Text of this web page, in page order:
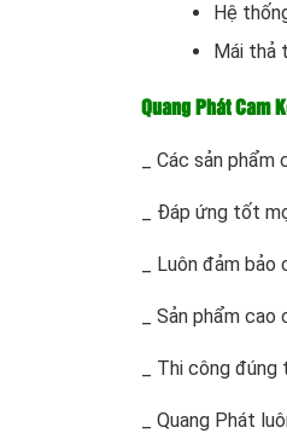
Hệ
Mái thả
Quang Phát Cam
_ Các sản
_ Đáp ứng tốt
_ Luôn đảm
_ Sản phẩm
_ Thi công
_ Quang Phát